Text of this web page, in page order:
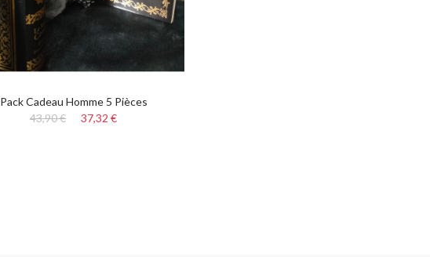
Pack Cadeau Homme 5 Pièces
43,90 €
37,32 €